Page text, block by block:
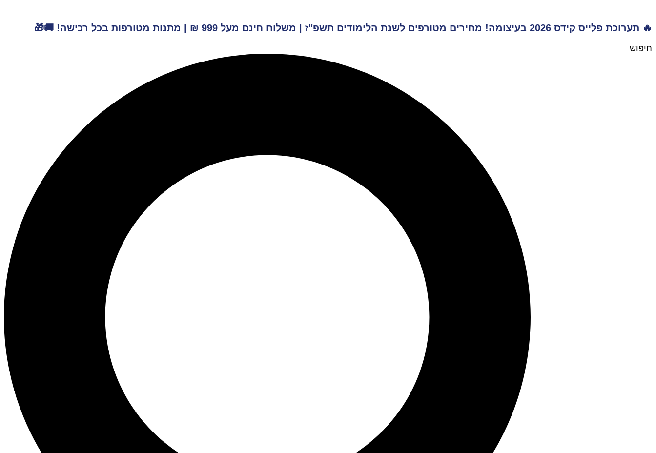
🔥 תערוכת פלייס קידס 2026 בעיצומה! מחירים מטורפים לשנת הלימודים תשפ"ז | משלוח חינם מעל 999 ₪ | מתנות מטורפות בכל רכישה! 🚚🎁
חיפוש